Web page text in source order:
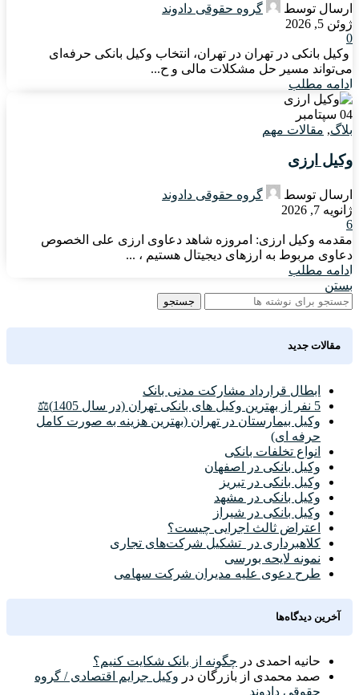
ارسال توسط
گروه حقوقی دادوند
ژوئن 5, 2026
0
وکیل بانکی در تهران در تهران، انتخاب وکیل بانکی حرفه‌ای
می‌تواند مسیر حل مشکلات مالی و ح...
ادامه مطلب
04 سپتامبر
بلاگ, مقالات مهم
وکیل ارزی
ارسال توسط
گروه حقوقی دادوند
ژانویه 7, 2026
6
مقدمه وکیل ارزی: امروزه شاهد دعاوی ارزی علی الخصوص
دعاوی مربوط به ارزهای دیجیتال هستیم ، ...
ادامه مطلب
بستن
جستجو
مقالات جدید
ابطال قرارداد مشارکت مدنی بانک
5 نفر از بهترین وکیل های بانکی تهران (در سال 1405)⚖️
وکیل بیمارستان در تهران (بهترین هزینه به صورت کامل
حرفه ای)
انواع تخلفات بانکی
وکیل بانکی در اصفهان
وکیل بانکی در تبریز
وکیل بانکی در مشهد
وکیل بانکی در شیراز
اعتراض ثالث اجرایی چیست؟
کلاهبرداری در تشکیل شرکت‌های تجاری
نمونه لایحه بورسی
طرح دعوی علیه مدیران شرکت سهامی
آخرین دیدگاه‌ها
حانیه احمدی در چگونه از بانک شکایت کنیم؟
صمد محمدی از بازرگان در وکیل جرایم اقتصادی / گروه
حقوقی دادوند